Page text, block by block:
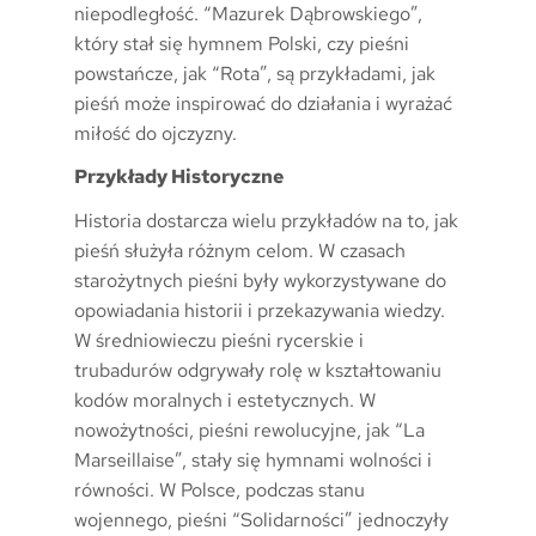
niepodległość. “Mazurek Dąbrowskiego”,
który stał się hymnem Polski, czy pieśni
powstańcze, jak “Rota”, są przykładami, jak
pieśń może inspirować do działania i wyrażać
miłość do ojczyzny.
Przykłady Historyczne
Historia dostarcza wielu przykładów na to, jak
pieśń służyła różnym celom. W czasach
starożytnych pieśni były wykorzystywane do
opowiadania historii i przekazywania wiedzy.
W średniowieczu pieśni rycerskie i
trubadurów odgrywały rolę w kształtowaniu
kodów moralnych i estetycznych. W
nowożytności, pieśni rewolucyjne, jak “La
Marseillaise”, stały się hymnami wolności i
równości. W Polsce, podczas stanu
wojennego, pieśni “Solidarności” jednoczyły